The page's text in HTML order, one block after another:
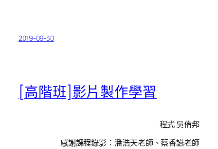
2019-09-30
[高階班]影片製作學習
程式 吳侑邦
感謝課程錄影：潘浩天老師、蔡香讌老師